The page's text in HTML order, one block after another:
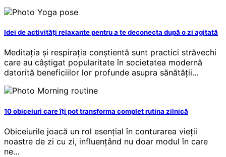
Idei de activități relaxante pentru a te deconecta după o zi agitată
Meditația și respirația conștientă sunt practici străvechi
care au câștigat popularitate în societatea modernă
datorită beneficiilor lor profunde asupra sănătății…
10 obiceiuri care îți pot transforma complet rutina zilnică
Obiceiurile joacă un rol esențial în conturarea vieții
noastre de zi cu zi, influențând nu doar modul în care
ne…